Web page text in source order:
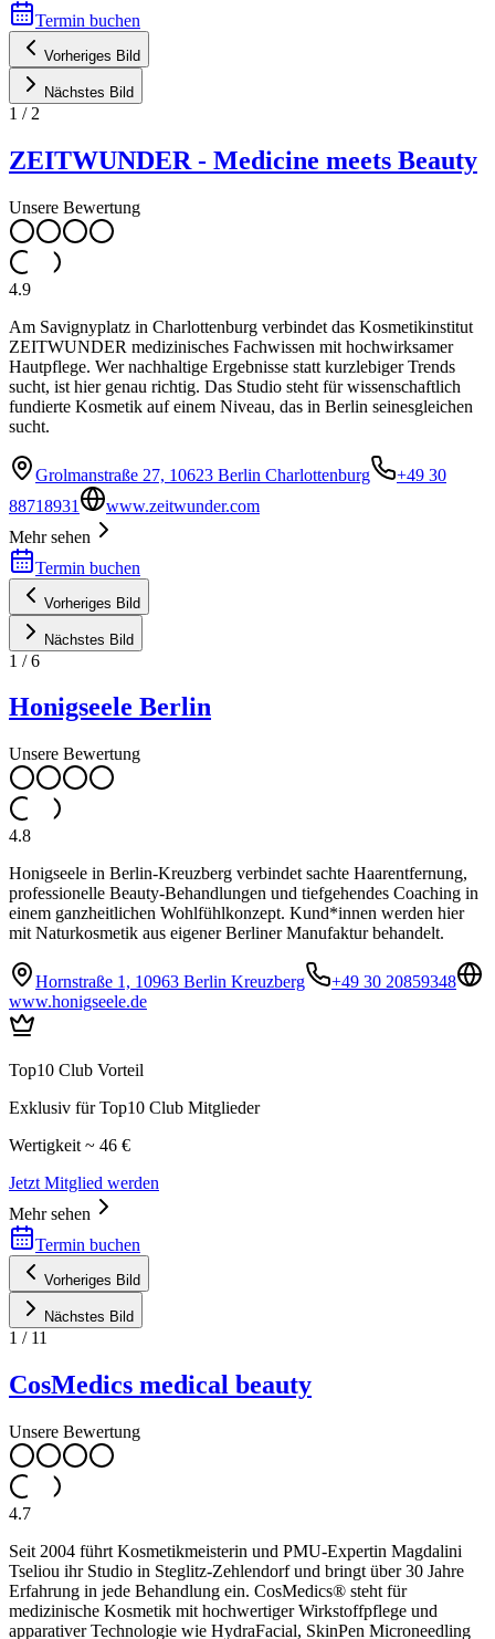
Termin buchen
Vorheriges Bild
Nächstes Bild
1 / 2
ZEITWUNDER - Medicine meets Beauty
Unsere Bewertung
4.9
Am Savignyplatz in Charlottenburg verbindet das Kosmetikinstitut
ZEITWUNDER medizinisches Fachwissen mit hochwirksamer
Hautpflege. Wer nachhaltige Ergebnisse statt kurzlebiger Trends
sucht, ist hier genau richtig. Das Studio steht für wissenschaftlich
fundierte Kosmetik auf einem Niveau, das in Berlin seinesgleichen
sucht.
Grolmanstraße 27, 10623 Berlin Charlottenburg
+49 30
88718931
www.zeitwunder.com
Mehr sehen
Termin buchen
Vorheriges Bild
Nächstes Bild
1 /6
Honigseele Berlin
Unsere Bewertung
4.8
Honigseele in Berlin-Kreuzberg verbindet sachte Haarentfernung,
professionelle Beauty-Behandlungen und tiefgehendes Coaching in
einem ganzheitlichen Wohlfühlkonzept. Kund*innen werden hier
mit Naturkosmetik aus eigener Berliner Manufaktur behandelt.
Hornstraße 1, 10963 Berlin Kreuzberg
+49 30 20859348
www.honigseele.de
Top10 Club Vorteil
Exklusiv für Top10 Club Mitglieder
Wertigkeit ~ 46 €
Jetzt Mitglied werden
Mehr sehen
Termin buchen
Vorheriges Bild
Nächstes Bild
1 / 11
CosMedics medical beauty
Unsere Bewertung
4.7
Seit 2004 führt Kosmetikmeisterin und PMU-Expertin Magdalini
Tseliou ihr Studio in Steglitz-Zehlendorf und bringt über 30 Jahre
Erfahrung in jede Behandlung ein. CosMedics® steht für
medizinische Kosmetik mit hochwertiger Wirkstoffpflege und
apparativer Technologie wie HydraFacial, SkinPen Microneedling